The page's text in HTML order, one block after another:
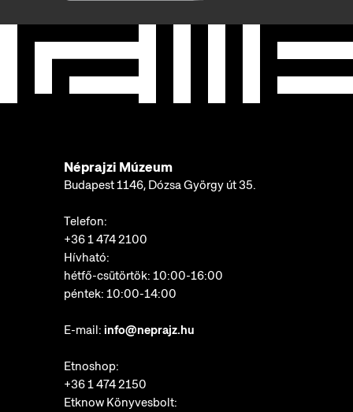
Néprajzi Múzeum
Budapest 1146, Dózsa György út 35.
Telefon:
+36 1 474 2100
Hívható:
hétfő-csütörtök: 10:00-16:00
péntek: 10:00-14:00
E-mail: info@neprajz.hu
Etnoshop:
+36 1 474 2150
Etknow Könyvesbolt: